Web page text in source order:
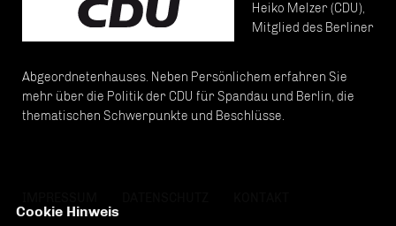
Heiko Melzer (CDU),
Mitglied des Berliner
Abgeordnetenhauses. Neben Persönlichem erfahren Sie
mehr über die Politik der CDU für Spandau und Berlin, die
thematischen Schwerpunkte und Beschlüsse.
Cookie Hinweis